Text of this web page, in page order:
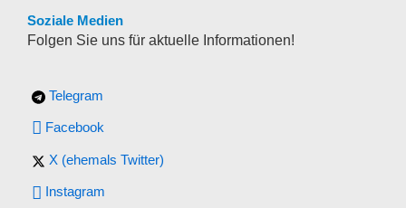
Soziale Medien
Folgen Sie uns für aktuelle Informationen!
Telegram
Facebook
X (ehemals Twitter)
Instagram